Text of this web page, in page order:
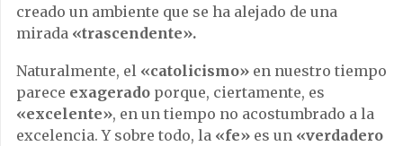
creado un ambiente que se ha alejado de una
mirada «trascendente».
Naturalmente, el «catolicismo» en nuestro tiempo
parece exagerado porque, ciertamente, es
«excelente», en un tiempo no acostumbrado a la
excelencia. Y sobre todo, la «fe» es un «verdadero